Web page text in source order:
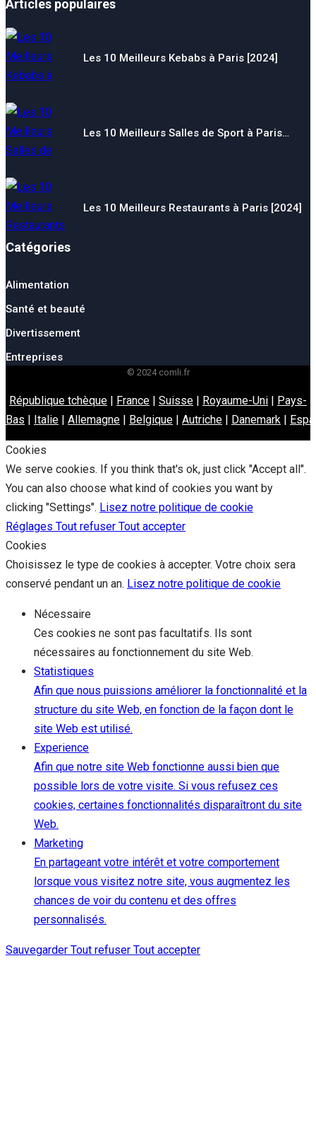
Articles populaires
Les 10 Meilleurs Kebabs à Paris [2024]
Les 10 Meilleurs Salles de Sport à Paris…
Les 10 Meilleurs Restaurants à Paris [2024]
Catégories
Alimentation
Santé et beauté
Divertissement
Entreprises
© 2024 comli.fr
République tchèque | France | Suisse | Royaume-Uni | Pays-
Bas | Italie | Allemagne | Belgique | Autriche | Danemark |
Cookies
We serve cookies. If you think that's ok, just click "Accept all".
You can also choose what kind of cookies you want by
clicking "Settings". Lisez notre politique de cookie
Réglages Tout refuser Tout accepter
Cookies
Choisissez le type de cookies à accepter. Votre choix sera
conservé pendant un an. Lisez notre politique de cookie
Nécessaire
Ces cookies ne sont pas facultatifs. Ils sont
nécessaires au fonctionnement du site Web.
Statistiques
Afin que nous puissions améliorer la fonctionnalité et la
structure du site Web, en fonction de la façon dont le
site Web est utilisé.
Experience
Afin que notre site Web fonctionne aussi bien que
possible lors de votre visite. Si vous refusez ces
cookies, certaines fonctionnalités disparaîtront du site
Web.
Marketing
En partageant votre intérêt et votre comportement
lorsque vous visitez notre site, vous augmentez les
chances de voir du contenu et des offres
personnalisés.
Sauvegarder Tout refuser Tout accepter